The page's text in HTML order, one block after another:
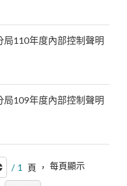
110年度內部控制聲明
109年度內部控制聲明
/ 1 頁 ， 每頁顯示